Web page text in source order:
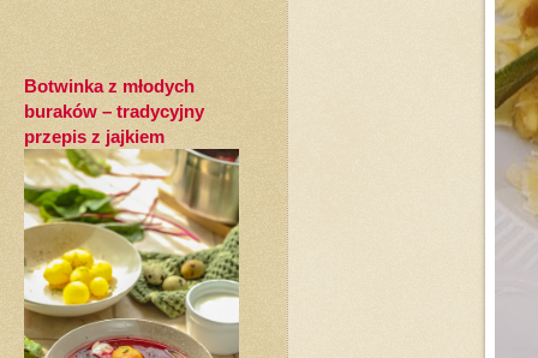
Botwinka z młodych
buraków – tradycyjny
przepis z jajkiem